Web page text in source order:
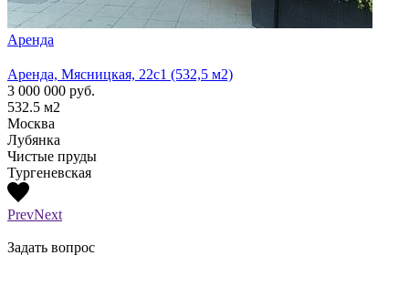
Аренда
Аренда, Мясницкая, 22с1 (532,5 м2)
3 000 000 руб.
532.5 м2
Москва
Лубянка
Чистые пруды
Тургеневская
PrevNext
Задать вопрос